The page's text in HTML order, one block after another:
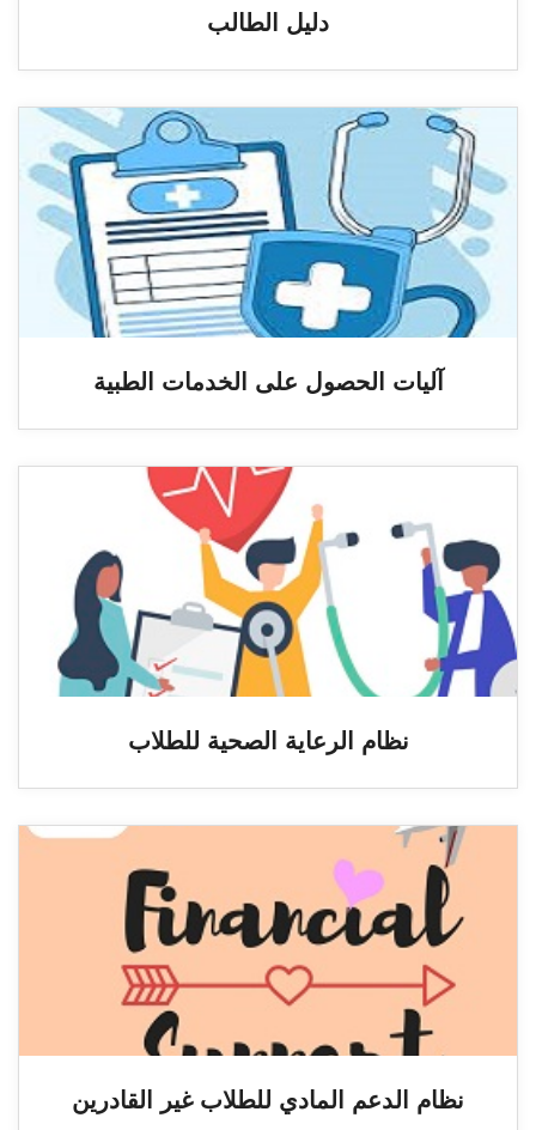
دليل الطالب
آليات الحصول على الخدمات الطبية
نظام الرعاية الصحية للطلاب
نظام الدعم المادي للطلاب غير القادرين